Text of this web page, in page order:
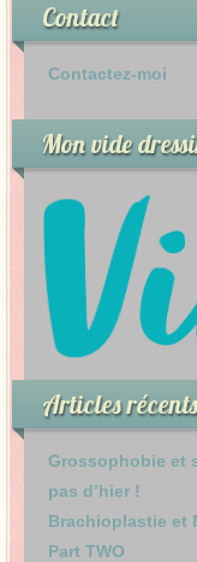
Contact
Contactez-moi
Mon vide
Articles récents
Grossophobie et
pas d’hier !
Brachioplastie et
Part TWO